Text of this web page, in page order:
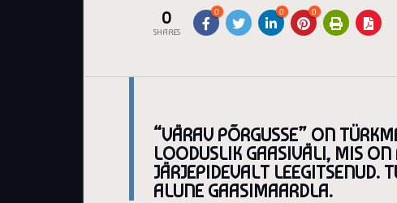
0
SHARES
0 0 0
“VÄRAV PÕRGUSSE” ON
LOODUSLIK GAASIVÄLI, MIS ON
JÄRJEPIDEVALT LEEGITSENUD.
ALUNE GAASIMAARDLA.